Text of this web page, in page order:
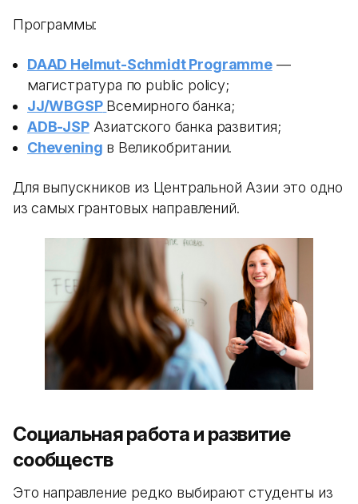
Программы:
DAAD Helmut-Schmidt Programme—
магистратура по public policy;
JJ/WBGSP Всемирного банка;
ADB-JSPАзиатского банка развития;
Chevening в Великобритании.
Для выпускников из Центральной Азии это одно
из самых грантовых направлений.
Социальная работа и развитие
сообществ
Это направление редко выбирают студенты из